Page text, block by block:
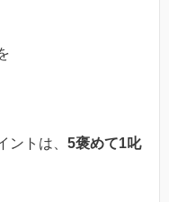
ントは、 5褒めて1叱